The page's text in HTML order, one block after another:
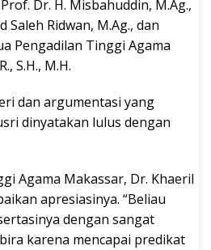
Dr. H. Misbahuddin, M.Ag.,
Saleh Ridwan, M.Ag., dan
Pengadilan Tinggi Agama
S.H., M.H.
dan argumentasi yang
dinyatakan lulus dengan
Agama Makassar, Dr. Khaeril
apresiasinya. “Beliau
dengan sangat
karena mencapai predikat